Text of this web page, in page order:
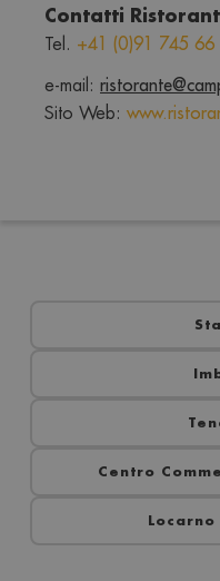
Contatti
Tel. +41 (0)91 745 66
e-mail:
Sito Web:
Centro